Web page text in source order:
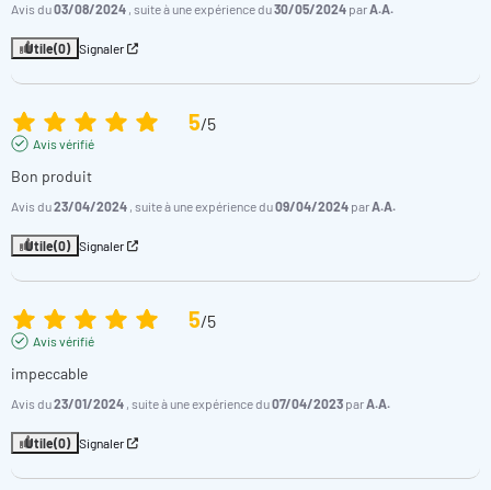
Avis du03/08/2024 , suite à une expérience du30/05/2024 parA.A.
Utile(0) Signaler
5/5
Avis vérifié
Bon produit
Avis du23/04/2024 , suite à une expérience du09/04/2024 parA.A.
Utile(0) Signaler
5/5
Avis vérifié
impeccable
Avis du23/01/2024 , suite à une expérience du07/04/2023 parA.A.
Utile(0) Signaler